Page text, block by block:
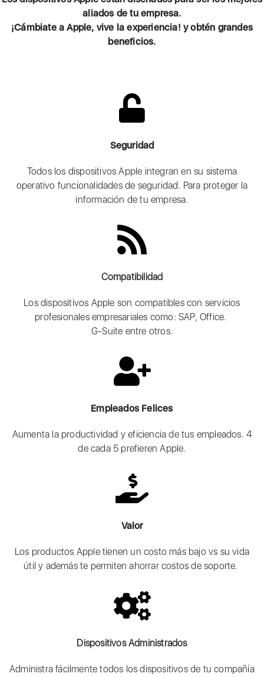
aliados de tu empresa.
¡Cámbiate a Apple, vive la experiencia! y obtén grandes
beneficios.
Seguridad
Todos los dispositivos Apple integran en su sistema
operativo funcionalidades de seguridad. Para proteger la
información de tu empresa.
Compatibilidad
Los dispositivos Apple son compatibles con servicios
profesionales empresariales como: SAP, Office.
G-Suite entre otros.
Empleados Felices
Aumenta la productividad y eficiencia de tus empleados. 4
de cada 5 prefieren Apple.
Valor
Los productos Apple tienen un costo más bajo vs su vida
útil y además te permiten ahorrar costos de soporte.
Dispositivos Administrados
Administra fácilmente todos los dispositivos de tu compañía